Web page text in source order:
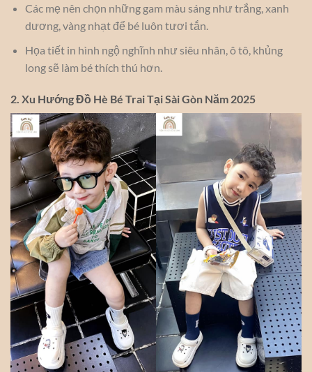
Các mẹ nên chọn những gam màu sáng như trắng, xanh
dương, vàng nhạt để bé luôn tươi tắn.
Họa tiết in hình ngộ nghĩnh như siêu nhân, ô tô, khủng
long sẽ làm bé thích thú hơn.
2. Xu Hướng Đồ Hè Bé Trai Tại Sài Gòn Năm 2025